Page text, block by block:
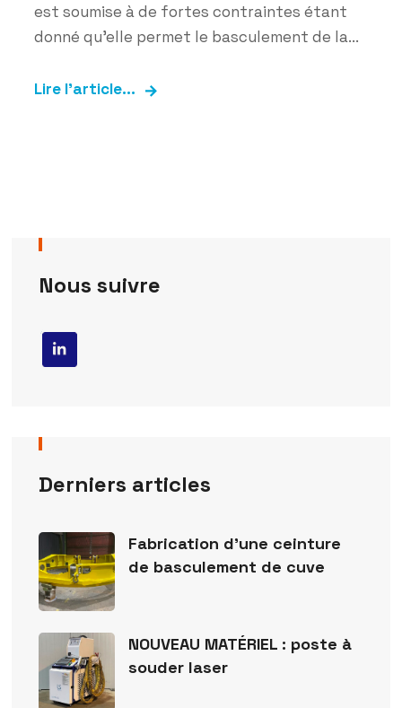
est soumise à de fortes contraintes étant
donné qu’elle permet le basculement de la...
Lire l'article...
Nous suivre
Derniers articles
Fabrication d’une ceinture
de basculement de cuve
NOUVEAU MATÉRIEL : poste à
souder laser